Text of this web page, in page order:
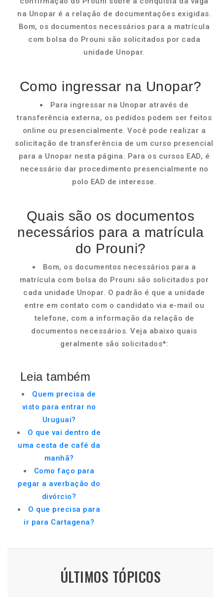
na Unopar é a relação de documentações exigidas.
Bom, os documentos necessários para a matrícula
com bolsa do Prouni são solicitados por cada
unidade Unopar.
Como ingressar na Unopar?
Para ingressar na Unopar através de
transferência externa, os pedidos podem ser feitos
online ou presencialmente. Você pode realizar a
solicitação de transferência de um curso presencial
para a Unopar nesta página. Para os cursos EAD, é
necessário dar procedimento presencialmente no
polo EAD de interesse.
Quais são os documentos
necessários para a matrícula
do Prouni?
Bom, os documentos necessários para a
matrícula com bolsa do Prouni são solicitados por
cada unidade Unopar. O padrão é que a unidade
entre em contato com o candidato via e-mail ou
telefone, com a informação da relação de
documentos necessários. Veja abaixo quais
geralmente são solicitados*:
Leia também
Quem precisa de
visto para entrar no
Uruguai?
O que vai dentro de
uma cesta de café da
manhã?
Como faço para
pegar a averbação do
divórcio?
O que precisa para
ir para Cartagena?
ÚLTIMOS TÓPICOS